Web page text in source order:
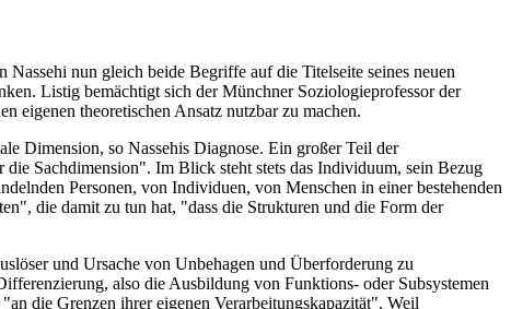
nun gleich beide Begriffe auf die Titelseite seines neuen
Listig bemächtigt sich der Münchner Soziologieprofessor der
eigenen theoretischen Ansatz nutzbar zu machen.
Dimension, so Nassehis Diagnose. Ein großer Teil der
die Sachdimension". Im Blick steht stets das Individuum, sein Bezug
Personen, von Individuen, von Menschen in einer bestehenden
die damit zu tun hat, "dass die Strukturen und die Form der
und Ursache von Unbehagen und Überforderung zu
also die Ausbildung von Funktions- oder Subsystemen
die Grenzen ihrer eigenen Verarbeitungskapazität". Weil